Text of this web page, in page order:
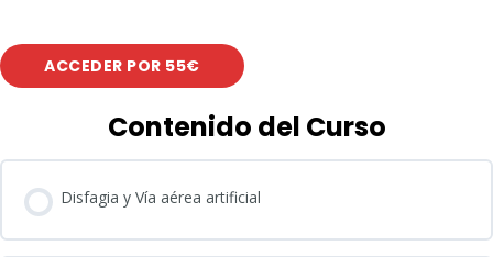
ACCEDER POR 55€
Contenido del Curso
Disfagia y Vía aérea artificial